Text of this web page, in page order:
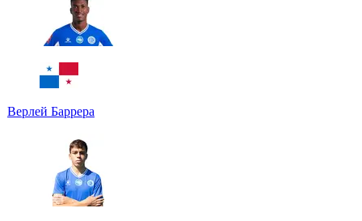
Верлей Баррера